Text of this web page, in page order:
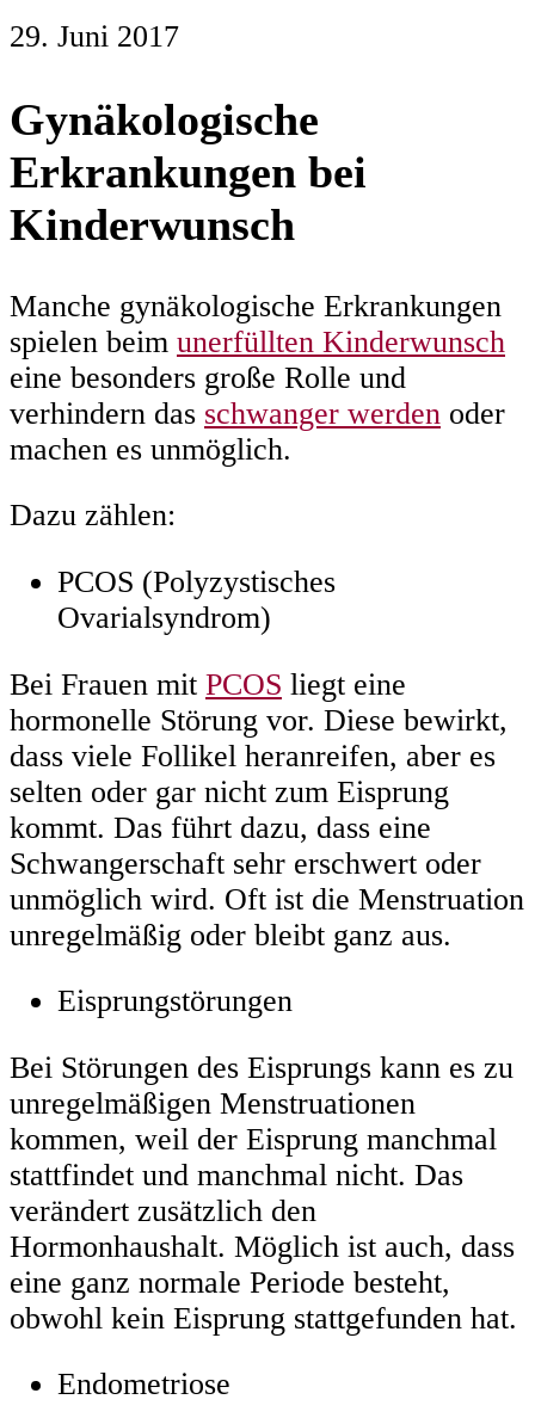
29. Juni 2017
Gynäkologische
Erkrankungen bei
Kinderwunsch
Manche gynäkologische Erkrankungen
spielen beim unerfüllten Kinderwunsch
eine besonders große Rolle und
verhindern das schwanger werden oder
machen es unmöglich.
Dazu zählen:
PCOS (Polyzystisches
Ovarialsyndrom)
Bei Frauen mit PCOS liegt eine
hormonelle Störung vor. Diese bewirkt,
dass viele Follikel heranreifen, aber es
selten oder gar nicht zum Eisprung
kommt. Das führt dazu, dass eine
Schwangerschaft sehr erschwert oder
unmöglich wird. Oft ist die Menstruation
unregelmäßig oder bleibt ganz aus.
Eisprungstörungen
Bei Störungen des Eisprungs kann es zu
unregelmäßigen Menstruationen
kommen, weil der Eisprung manchmal
stattfindet und manchmal nicht. Das
verändert zusätzlich den
Hormonhaushalt. Möglich ist auch, dass
eine ganz normale Periode besteht,
obwohl kein Eisprung stattgefunden hat.
Endometriose